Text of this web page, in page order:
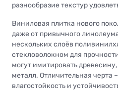
разнообразие текстур
Виниловая плитка нового
даже от привычного
нескольких слоёв
стекловолокном для
могут имитировать
металл. Отличительная черта
влагостойкость и